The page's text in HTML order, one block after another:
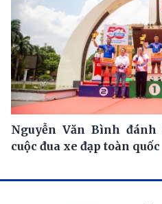
Nguyễn Văn Bình
cuộc đua xe đạp toàn quốc